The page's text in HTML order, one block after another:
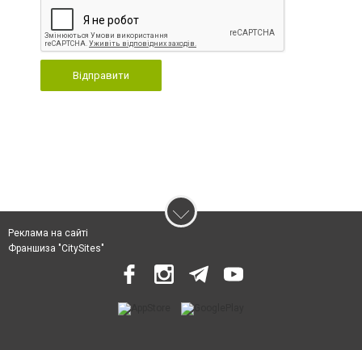
Відправити
Реклама на сайті
Франшиза "CitySites"